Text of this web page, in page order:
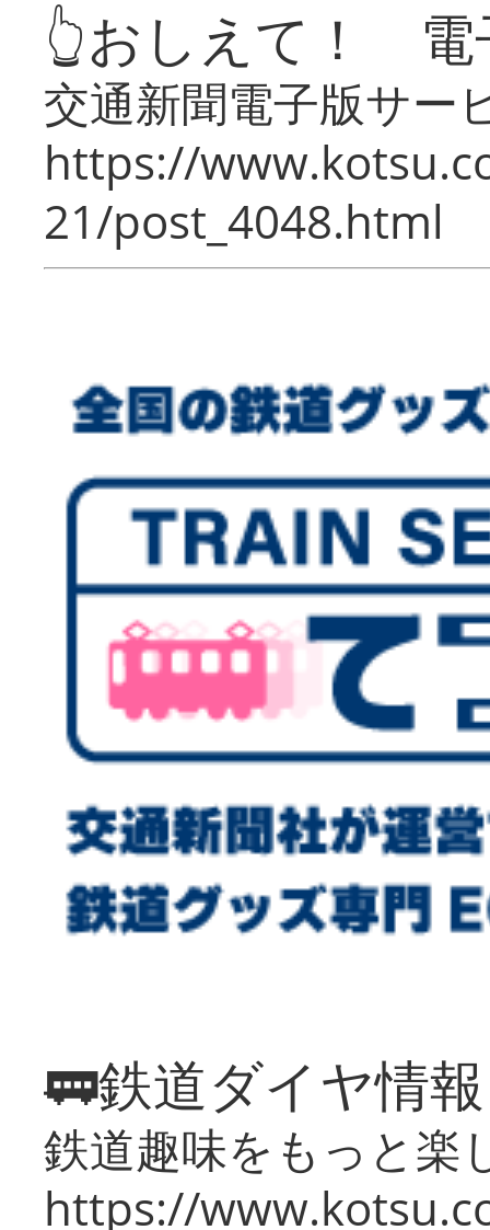
👆おしえて！ 電
交通新聞電子版サー
https://
21/post_4048.html
🚃鉄道ダイヤ情
鉄道趣味をもっと楽
https://